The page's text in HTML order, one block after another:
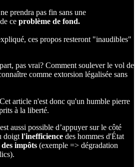
prendra pas fin sans une
ce problème de fond.
ces propos resteront "inaudibles"
pas vrai? Comment soulever le vol de
comme extorsion légalisée sans
Cet article n'est donc qu'un humble pierre
à la liberté.
aussi possible d’appuyer sur le côté
doigt l'inefficience des hommes d'État
des impôts (exemple => dégradation